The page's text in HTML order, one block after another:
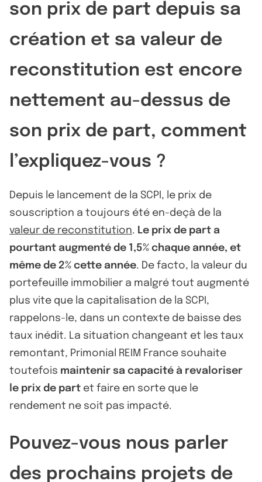
son prix de part depuis sa
création et sa valeur de
reconstitution est encore
nettement au-dessus de
son prix de part, comment
l’expliquez-vous ?
Depuis le lancement de la SCPI, le prix de
souscription a toujours été en-deçà de la
valeur de reconstitution. Le prix de part a
pourtant augmenté de 1,5% chaque année, et
même de 2% cette année. De facto, la valeur du
portefeuille immobilier a malgré tout augmenté
plus vite que la capitalisation de la SCPI,
rappelons-le, dans un contexte de baisse des
taux inédit. La situation changeant et les taux
remontant, Primonial REIM France souhaite
toutefois maintenir sa capacité à revaloriser
le prix de part et faire en sorte que le
rendement ne soit pas impacté.
Pouvez-vous nous parler
des prochains projets de